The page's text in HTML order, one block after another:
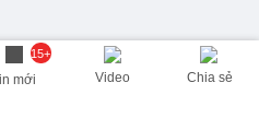
15+
mới Video Chia sẻ